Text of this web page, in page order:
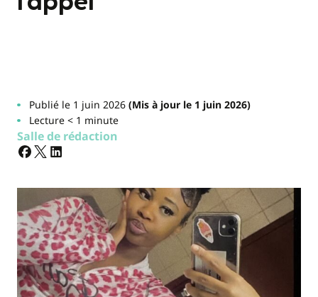
Publié le 1 juin 2026(Mis à jour le 1 juin 2026)
Lecture < 1 minute
Salle de rédaction